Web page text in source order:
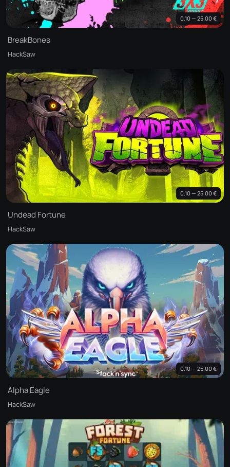
0.10 — 25.00 €
BreakBones
HackSaw
0.10 — 25.00 €
Undead Fortune
HackSaw
0.10 — 25.00 €
Alpha Eagle
HackSaw